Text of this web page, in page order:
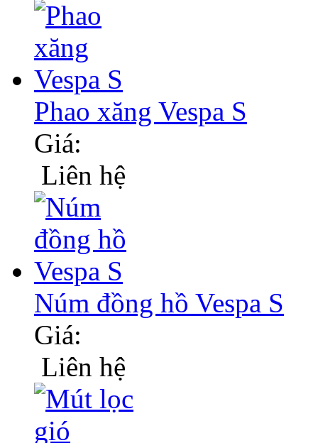
Phao xăng Vespa S
Giá:
Liên hệ
Núm đồng hồ Vespa S
Giá:
Liên hệ